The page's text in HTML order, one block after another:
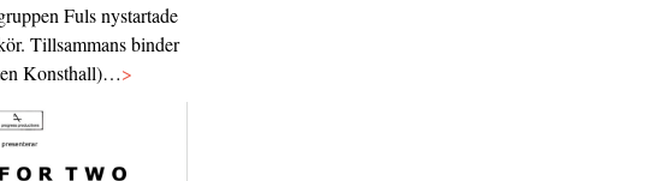
Fuls nystartade
Tillsammans binder
Konsthall)…>